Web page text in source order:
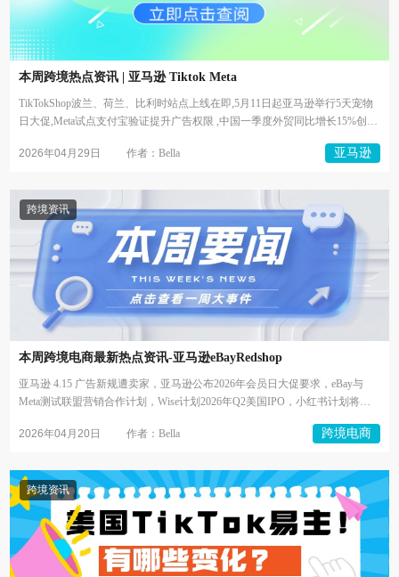
本周跨境热点资讯 | 亚马逊 Tiktok Meta
TikTokShop波兰、荷兰、比利时站点上线在即,5月11日起亚马逊举行5天宠物
日大促,Meta试点支付宝验证提升广告权限 ,中国一季度外贸同比增长15%创
2026年04月29日
作者：Bella 亚马逊
跨境资讯
本周跨境电商最新热点资讯-亚马逊eBayRedshop
亚马逊 4.15 广告新规遭卖家，亚马逊公布2026年会员日大促要求，eBay与
Meta测试联盟营销合作计划，Wise计划2026年Q2美国IPO，小红书计划将于
2026年04月20日
作者：Bella 跨境电商
跨境资讯